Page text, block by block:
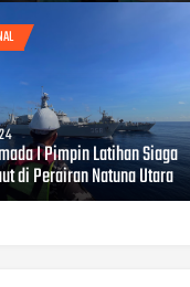
I Pimpin Latihan Siaga
di Perairan Natuna Utara